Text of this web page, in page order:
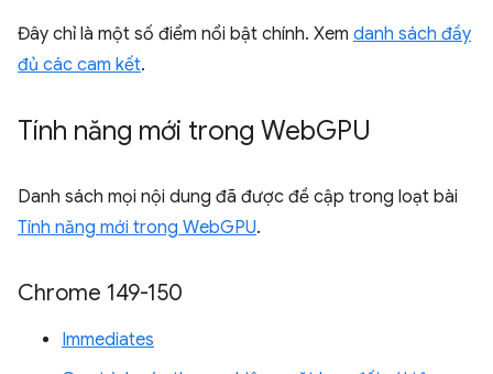
Đây chỉ là một số điểm nổi bật chính. Xem danh sách đầy
đủ các cam kết.
Tính năng mới trong WebGPU
Danh sách mọi nội dung đã được đề cập trong loạt bài
Tính năng mới trong WebGPU.
Chrome 149-150
Immediates